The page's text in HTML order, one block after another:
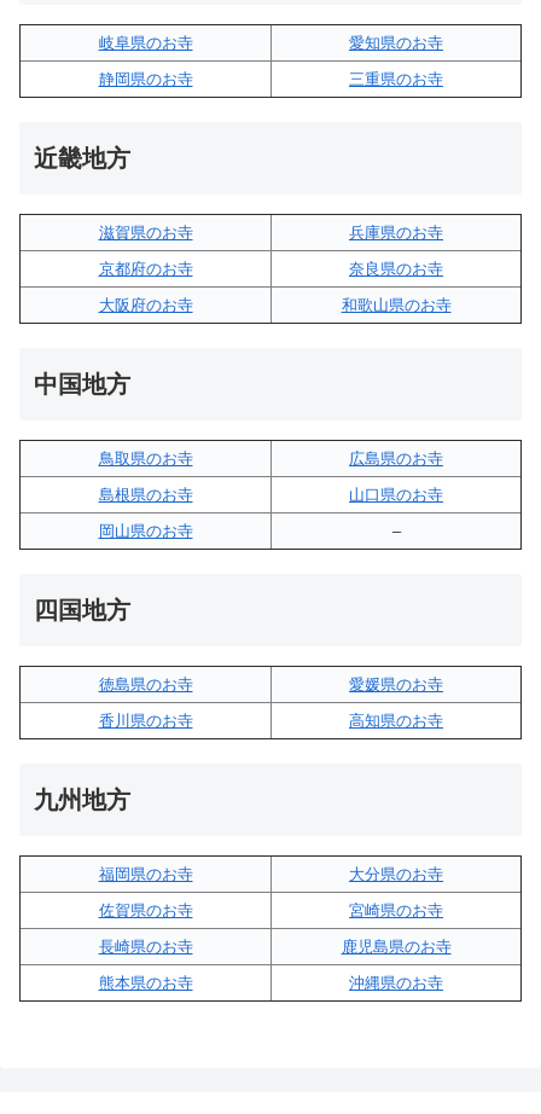
岐阜県のお寺
愛知県のお寺
静岡県のお寺
三重県のお寺
近畿地方
滋賀県のお寺
兵庫県のお寺
京都府のお寺
奈良県のお寺
大阪府のお寺
和歌山県のお寺
中国地方
鳥取県のお寺
広島県のお寺
島根県のお寺
山口県のお寺
岡山県のお寺
–
四国地方
徳島県のお寺
愛媛県のお寺
香川県のお寺
高知県のお寺
九州地方
福岡県のお寺
大分県のお寺
佐賀県のお寺
宮崎県のお寺
長崎県のお寺
鹿児島県のお寺
熊本県のお寺
沖縄県のお寺